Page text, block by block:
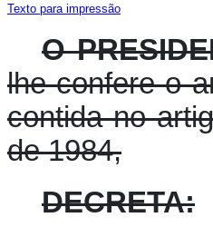
Texto para impressão
O
lhe confere o
contida no
de 1984,
DECRETA: